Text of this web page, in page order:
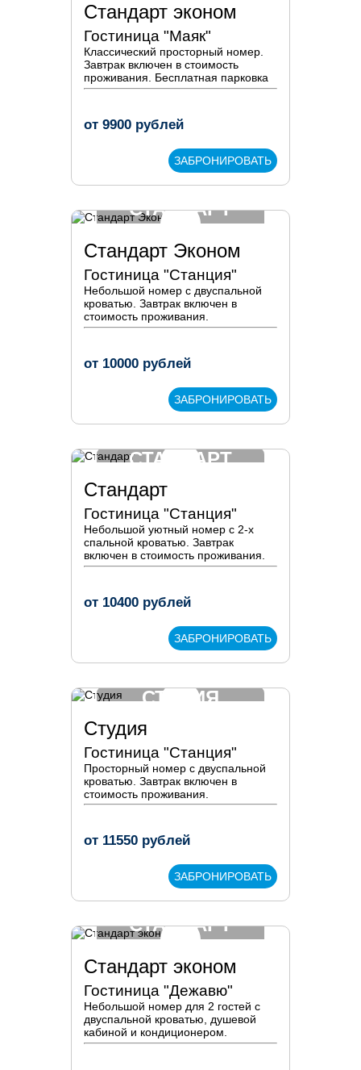
Стандарт эконом
Гостиница "Маяк"
Классический просторный номер.
Завтрак включен в стоимость
проживания. Бесплатная парковка
от 9900 рублей
ЗАБРОНИРОВАТЬ
СТАНДАРТ
Стандарт Эконом
Гостиница "Станция"
Небольшой номер с двуспальной
кроватью. Завтрак включен в
стоимость проживания.
от 10000 рублей
ЗАБРОНИРОВАТЬ
СТАНДАРТ
Стандарт
Гостиница "Станция"
Небольшой уютный номер с 2-х
спальной кроватью. Завтрак
включен в стоимость проживания.
от 10400 рублей
ЗАБРОНИРОВАТЬ
СТУДИЯ
Студия
Гостиница "Станция"
Просторный номер с двуспальной
кроватью. Завтрак включен в
стоимость проживания.
от 11550 рублей
ЗАБРОНИРОВАТЬ
СТАНДАРТ
Стандарт эконом
Гостиница "Дежавю"
Небольшой номер для 2 гостей с
двуспальной кроватью, душевой
кабиной и кондиционером.